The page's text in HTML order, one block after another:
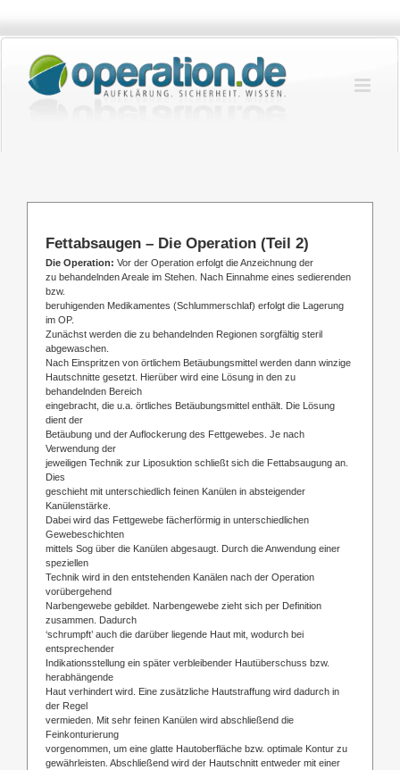
springen
Fettabsaugen – Die Operation (Teil 2)
Die Operation: Vor der Operation erfolgt die Anzeichnung der
zu behandelnden Areale im Stehen. Nach Einnahme eines sedierenden
bzw.
beruhigenden Medikamentes (Schlummerschlaf) erfolgt die Lagerung
im OP.
Zunächst werden die zu behandelnden Regionen sorgfältig steril
abgewaschen.
Nach Einspritzen von örtlichem Betäubungsmittel werden dann winzige
Hautschnitte gesetzt. Hierüber wird eine Lösung in den zu
behandelnden Bereich
eingebracht, die u.a. örtliches Betäubungsmittel enthält. Die Lösung
dient der
Betäubung und der Auflockerung des Fettgewebes. Je nach
Verwendung der
jeweiligen Technik zur Liposuktion schließt sich die Fettabsaugung an.
Dies
geschieht mit unterschiedlich feinen Kanülen in absteigender
Kanülenstärke.
Dabei wird das Fettgewebe fächerförmig in unterschiedlichen
Gewebeschichten
mittels Sog über die Kanülen abgesaugt. Durch die Anwendung einer
speziellen
Technik wird in den entstehenden Kanälen nach der Operation
vorübergehend
Narbengewebe gebildet. Narbengewebe zieht sich per Definition
zusammen. Dadurch
‘schrumpft’ auch die darüber liegende Haut mit, wodurch bei
entsprechender
Indikationsstellung ein später verbleibender Hautüberschuss bzw.
herabhängende
Haut verhindert wird. Eine zusätzliche Hautstraffung wird dadurch in
der Regel
vermieden. Mit sehr feinen Kanülen wird abschließend die
Feinkonturierung
vorgenommen, um eine glatte Hautoberfläche bzw. optimale Kontur zu
gewährleisten. Abschließend wird der Hautschnitt entweder mit einer